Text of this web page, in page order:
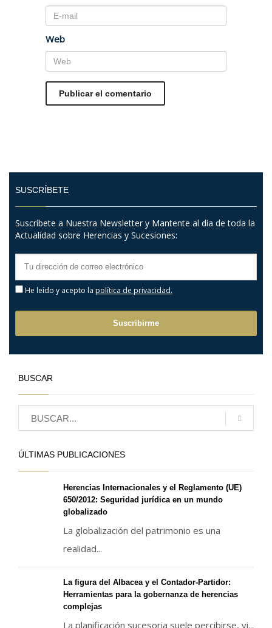
Web
SUSCRÍBETE
Suscríbete a Nuestra Newsletter y Mantente al día de toda la
Actualidad sobre Herencias y Sucesiones:
He leído y acepto la política de privacidad.
BUSCAR
ÚLTIMAS PUBLICACIONES
Herencias Internacionales y el Reglamento (UE)
650/2012: Seguridad jurídica en un mundo
globalizado
La globalización del patrimonio es una
realidad...
La figura del Albacea y el Contador-Partidor:
Herramientas para la gobernanza de herencias
complejas
La planificación sucesoria suele percibirse, vi...